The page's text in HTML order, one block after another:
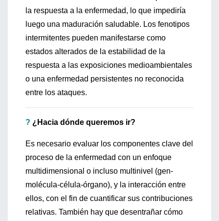
la respuesta a la enfermedad, lo que impediría
luego una maduración saludable. Los fenotipos
intermitentes pueden manifestarse como
estados alterados de la estabilidad de la
respuesta a las exposiciones medioambientales
o una enfermedad persistentes no reconocida
entre los ataques.
? ¿Hacia dónde queremos ir?
Es necesario evaluar los componentes clave del
proceso de la enfermedad con un enfoque
multidimensional o incluso multinivel (gen-
molécula-célula-órgano), y la interacción entre
ellos, con el fin de cuantificar sus contribuciones
relativas. También hay que desentrañar cómo